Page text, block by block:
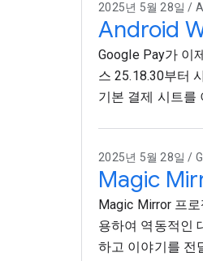
2025년 5월 28일 /
Android
Google Pay가 이
스 25.18.30부터
기본 결제 시트를
2025년 5월 28일 /
Magic
Magic Mirror 프
용하여 역동적인
하고 이야기를 전